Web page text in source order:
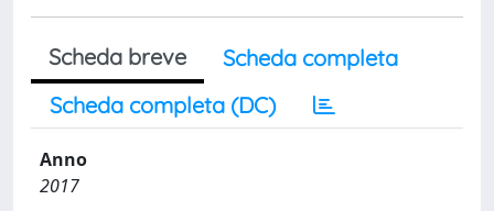
Scheda breve
Scheda completa
Scheda completa (DC)
Anno
2017